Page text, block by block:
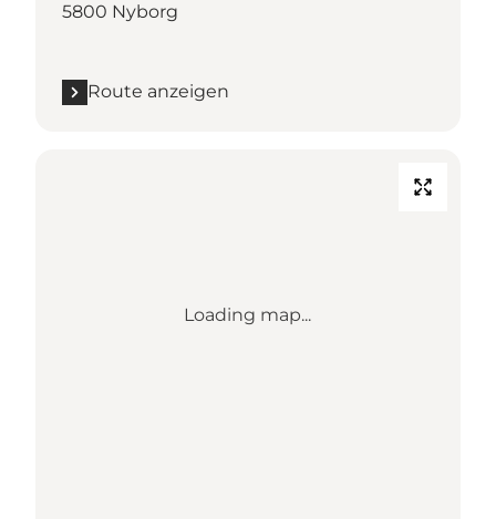
5800 Nyborg
Route anzeigen
Loading map...